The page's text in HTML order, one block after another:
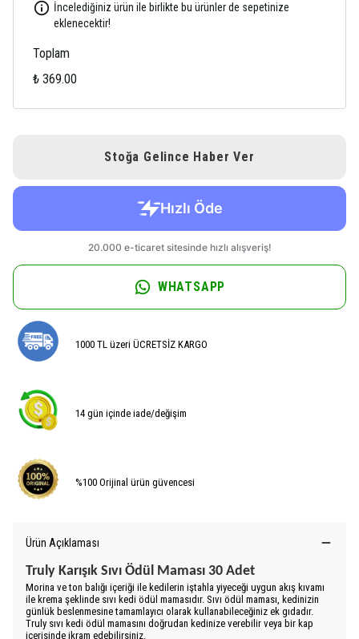
İncelediğiniz ürün ile birlikte bu ürünler de sepetinize
eklenecektir!
Toplam
₺ 369.00
Stoğa Gelince Haber Ver
WHATSAPP
1000 TL üzeri ÜCRETSİZ KARGO
14 gün içinde iade/değişim
%100 Orijinal ürün güvencesi
Ürün Açıklaması
Truly Karışık Sıvı Ödül Maması 30 Adet
Morina ve ton balığı içeriği ile kedilerin iştahla yiyeceği uygun akış kıvamı
ile krema şeklinde sıvı kedi ödül mamasıdır. Sıvı ödül maması, kedinizin
günlük beslenmesine tamamlayıcı olarak kullanabileceğiniz ek gıdadır.
Truly sıvı kedi ödül mamasını doğrudan kedinize verebilir veya bir kap
içerisinde ikram edebilirsiniz.